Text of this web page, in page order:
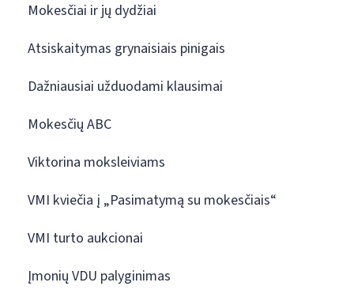
Mokesčiai ir jų dydžiai
Atsiskaitymas grynaisiais pinigais
Dažniausiai užduodami klausimai
Mokesčių ABC
Viktorina moksleiviams
VMI kviečia į „Pasimatymą su mokesčiais“
VMI turto aukcionai
Įmonių VDU palyginimas